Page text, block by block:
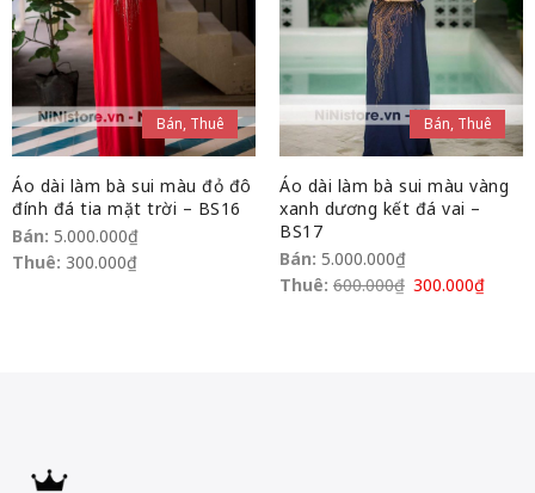
Bán, Thuê
Áo dài làm bà sui màu đỏ đô
đính đá tia mặt trời – BS16
Bán: 5.000.000₫
Thuê: 300.000₫
Bán, Thuê
Áo dài làm bà sui màu vàng
xanh dương kết đá vai –
BS17
Bán: 5.000.000₫
Thuê: 600.000₫ 300.000₫